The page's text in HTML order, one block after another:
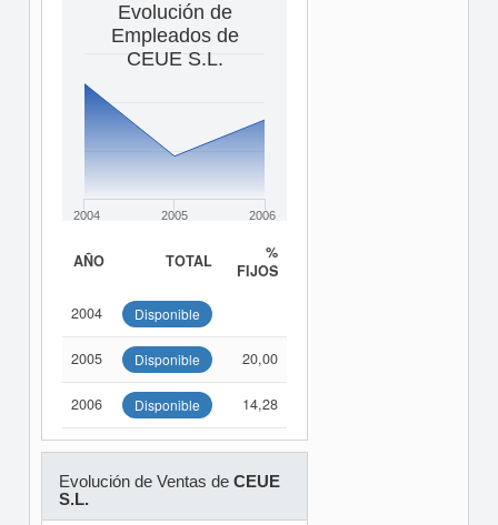
Evolución de
Empleados de
CEUE S.L.
2004 2005 2006
AÑO TOTAL
%
FIJOS
2004 Disponible
2005 Disponible 20,00
2006 Disponible 14,28
Evolución de Ventas de CEUE
S.L.